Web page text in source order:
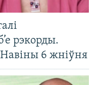
рэкорды.
6 жніўня